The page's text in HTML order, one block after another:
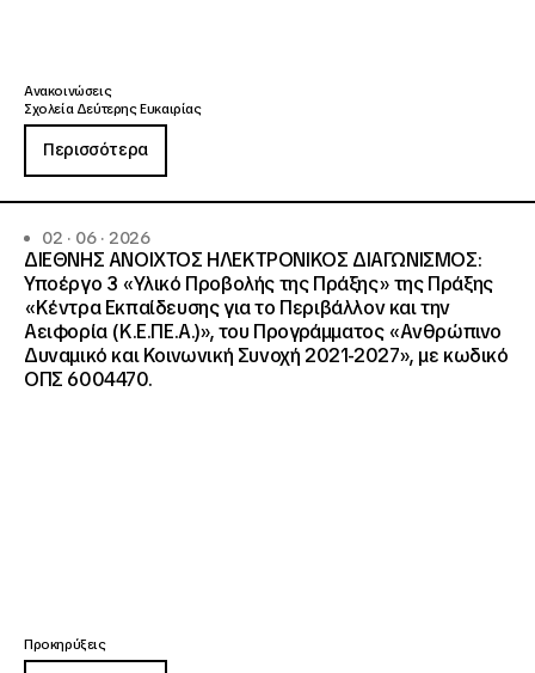
Ανακοινώσεις
Σχολεία Δεύτερης Ευκαιρίας
Περισσότερα
02 · 06 · 2026
ΔΙΕΘΝΗΣ ΑΝΟΙΧΤΟΣ ΗΛΕΚΤΡΟΝΙΚΟΣ ΔΙΑΓΩΝΙΣΜΟΣ:
Υποέργο 3 «Υλικό Προβολής της Πράξης» της Πράξης
«Κέντρα Εκπαίδευσης για το Περιβάλλον και την
Αειφορία (Κ.Ε.ΠΕ.Α.)», του Προγράμματος «Ανθρώπινο
Δυναμικό και Κοινωνική Συνοχή 2021-2027», με κωδικό
ΟΠΣ 6004470.
Προκηρύξεις